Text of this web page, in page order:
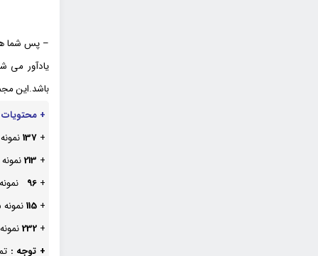
– پس شما هم
یادآور می
باشد.این
+
+
137
+
213
+
96
+
115
+
232
+ توجه :